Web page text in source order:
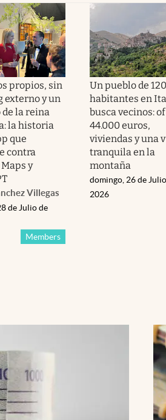
propios, sin
externo y un
la reina
la historia
que
contra
y
Villegas
Members
de Julio de
Un pueblo de 120
habitantes en
busca vecinos:
44.000 euros,
viviendas y una
tranquila en la
montaña
domingo, 26 de
2026